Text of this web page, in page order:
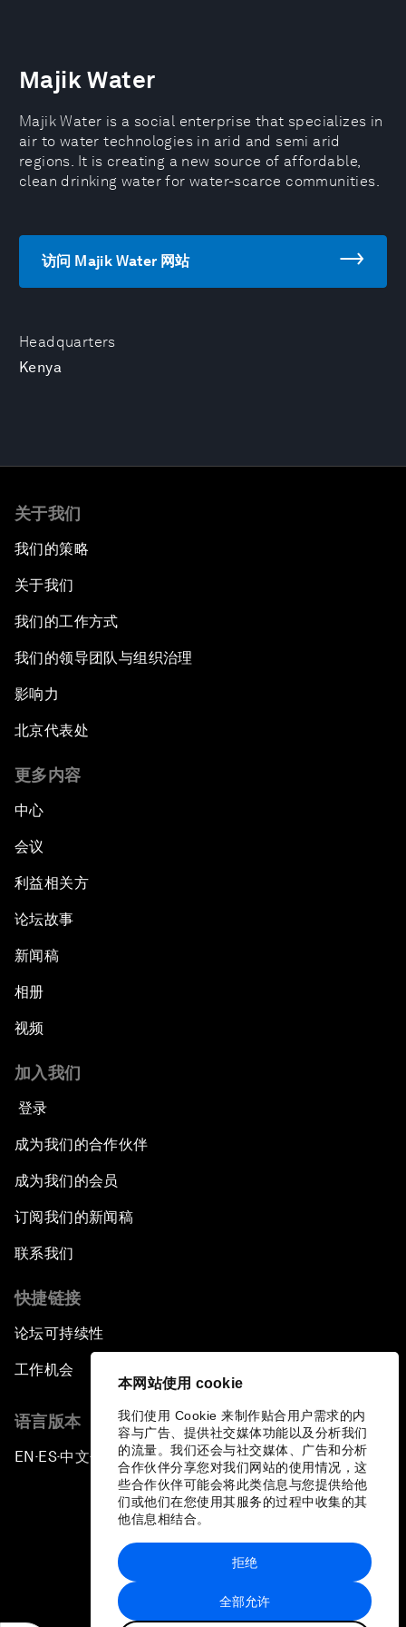
本网站使用 cookie
我们使用 Cookie 来制作贴合用户需求的内
容与广告、提供社交媒体功能以及分析我们
的流量。我们还会与社交媒体、广告和分析
合作伙伴分享您对我们网站的使用情况，这
些合作伙伴可能会将此类信息与您提供给他
们或他们在您使用其服务的过程中收集的其
他信息相结合。
全部允许
拒绝
Headquarters
Kenya
Majik Water
Majik Water is a social enterprise that specializes in
air to water technologies in arid and semi arid
regions. It is creating a new source of affordable,
clean drinking water for water-scarce communities.
访问 Majik Water 网站
关于我们
我们的策略
关于我们
我们的工作方式
我们的领导团队与组织治理
影响力
北京代表处
更多内容
中心
会议
利益相关方
论坛故事
新闻稿
相册
视频
加入我们
登录
成为我们的合作伙伴
成为我们的会员
订阅我们的新闻稿
联系我们
快捷链接
论坛可持续性
工作机会
语言版本
EN ▪ES▪中文▪ 日本語
站点地图